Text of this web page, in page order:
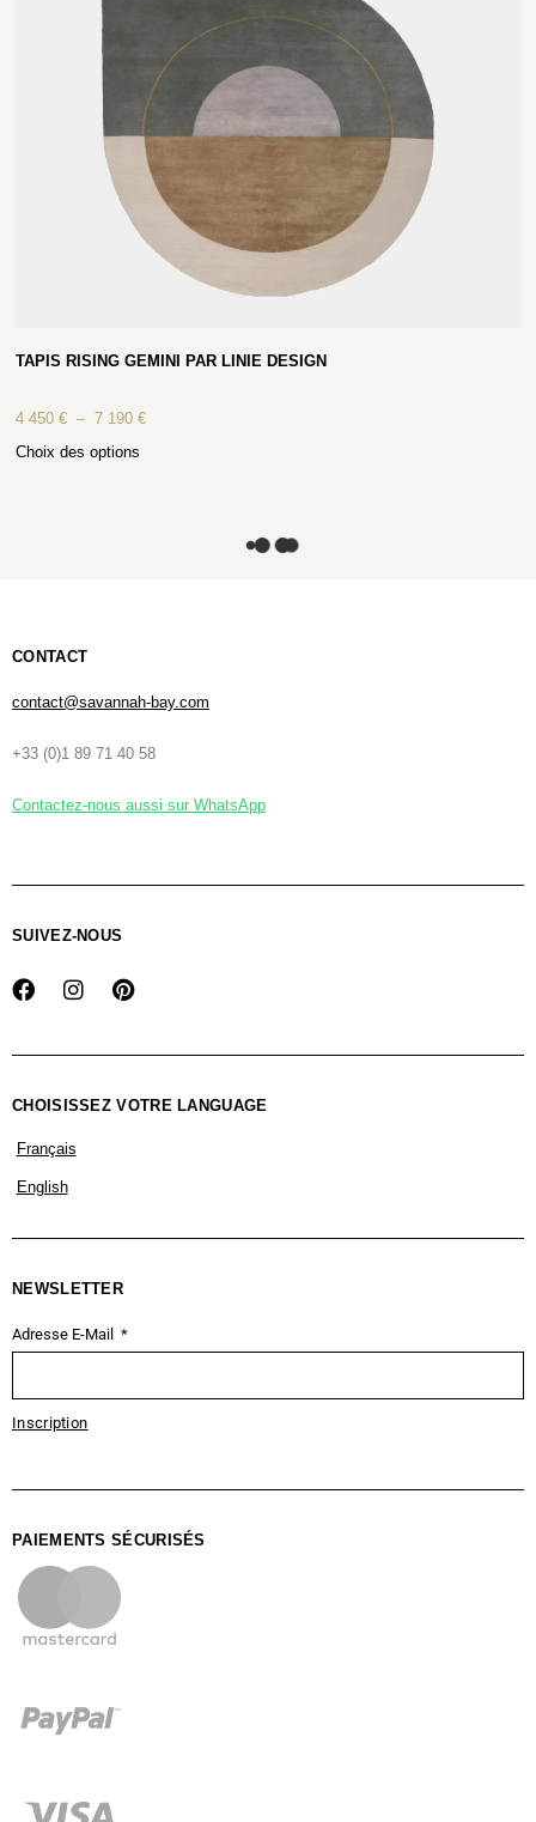
TAPIS RISING GEMINI PAR LINIE DESIGN
4 450€ – 7 190€
Choix des options
CONTACT
contact@savannah-bay.com
+33 (0)1 89 71 40 58
Contactez-nous aussi sur WhatsApp
SUIVEZ-NOUS
CHOISISSEZ VOTRE LANGUAGE
Français
English
NEWSLETTER
Adresse E-Mail
Inscription
PAIEMENTS SÉCURISÉS